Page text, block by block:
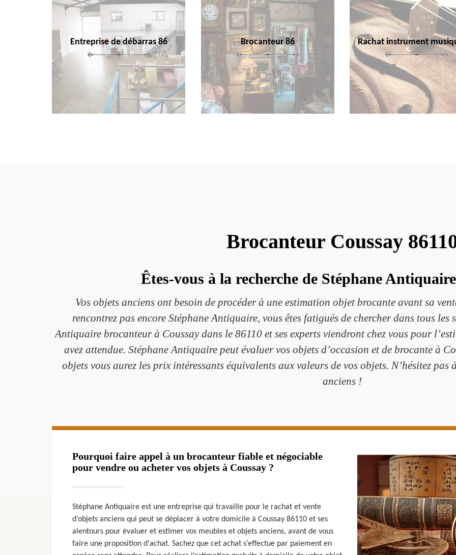
Entreprise de débarras 86 Brocanteur 86 Rachat instrument
Brocanteur Coussay
Êtes-vous à la recherche de Stéphane
Vos objets anciens ont besoin de procéder à une estimation objet brocante avant sa
rencontrez pas encore Stéphane Antiquaire, vous êtes fatigués de chercher dans tous les
Antiquaire brocanteur à Coussay dans le 86110 et ses experts viendront chez vous pour
avez attendue. Stéphane Antiquaire peut évaluer vos objets d’occasion et de brocante à
objets vous aurez les prix intéressants équivalents aux valeurs de vos objets. N’hésitez pas
anciens !
Pourquoi faire appel à un brocanteur fiable et négociable
pour vendre ou acheter vos objets à Coussay ?
Stéphane Antiquaire est une entreprise qui travaille pour le rachat et vente
d’objets anciens qui peut se déplacer à votre domicile à Coussay 86110 et ses
alentours pour évaluer et estimer vos meubles et objets anciens, avant de vous
faire une proposition d'achat. Sachez que cet achat s’effectue par paiement en